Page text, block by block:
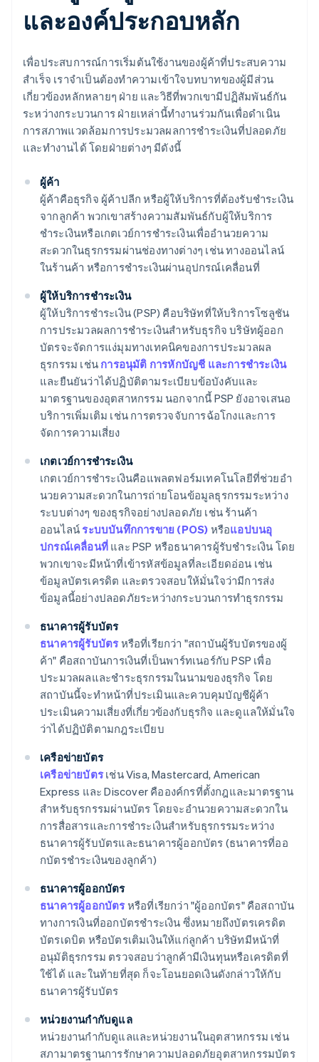
และองค์ประกอบหลัก
เพื่อประสบการณ์การเริ่มต้นใช้งานของผู้ค้าที่ประสบความ
สําเร็จ เราจําเป็นต้องทําความเข้าใจบทบาทของผู้มีส่วน
เกี่ยวข้องหลักหลายๆ ฝ่าย และวิธีที่พวกเขามีปฏิสัมพันธ์กัน
ระหว่างกระบวนการ ฝ่ายเหล่านี้ทำงานร่วมกันเพื่อดำเนิน
การสภาพแวดล้อมการประมวลผลการชำระเงินที่ปลอดภัย
และทำงานได้ โดยฝ่ายต่างๆ มีดังนี้
ผู้ค้า
ผู้ค้าคือธุรกิจ ผู้ค้าปลีก หรือผู้ให้บริการที่ต้องรับชําระเงิน
จากลูกค้า พวกเขาสร้างความสัมพันธ์กับผู้ให้บริการ
ชำระเงินหรือเกตเวย์การชำระเงินเพื่ออำนวยความ
สะดวกในธุรกรรมผ่านช่องทางต่างๆ เช่น ทางออนไลน์
ในร้านค้า หรือการชำระเงินผ่านอุปกรณ์เคลื่อนที่
ผู้ให้บริการชําระเงิน
ผู้ให้บริการชําระเงิน (PSP) คือบริษัทที่ให้บริการโซลูชัน
การประมวลผลการชําระเงินสําหรับธุรกิจ บริษัทผู้ออก
บัตรจะจัดการแง่มุมทางเทคนิคของการประมวลผล
ธุรกรรม เช่น การอนุมัติ การหักบัญชี และการชําระเงิน
และยืนยันว่าได้ปฏิบัติตามระเบียบข้อบังคับและ
มาตรฐานของอุตสาหกรรม นอกจากนี้ PSP ยังอาจเสนอ
บริการเพิ่มเติม เช่น การตรวจจับการฉ้อโกงและการ
จัดการความเสี่ยง
เกตเวย์การชําระเงิน
เกตเวย์การชําระเงินคือแพลตฟอร์มเทคโนโลยีที่ช่วยอํา
นวยความสะดวกในการถ่ายโอนข้อมูลธุรกรรมระหว่าง
ระบบต่างๆ ของธุรกิจอย่างปลอดภัย เช่น ร้านค้า
ออนไลน์ระบบบันทึกการขาย (POS) หรือแอปบนอุ
ปกรณ์เคลื่อนที่ และ PSP หรือธนาคารผู้รับชําระเงิน โดย
พวกเขาจะมีหน้าที่เข้ารหัสข้อมูลที่ละเอียดอ่อน เช่น
ข้อมูลบัตรเครดิต และตรวจสอบให้มั่นใจว่ามีการส่ง
ข้อมูลนี้อย่างปลอดภัยระหว่างกระบวนการทําธุรกรรม
ธนาคารผู้รับบัตร
ธนาคารผู้รับบัตรหรือที่เรียกว่า "สถาบันผู้รับบัตรของผู้
ค้า" คือสถาบันการเงินที่เป็นพาร์ทเนอร์กับ PSP เพื่อ
ประมวลผลและชําระธุรกรรมในนามของธุรกิจ โดย
สถาบันนี้จะทำหน้าที่ประเมินและควบคุมบัญชีผู้ค้า
ประเมินความเสี่ยงที่เกี่ยวข้องกับธุรกิจ และดูแลให้มั่นใจ
ว่าได้ปฏิบัติตามกฎระเบียบ
เครือข่ายบัตร
เครือข่ายบัตรเช่น Visa, Mastercard, American
Express และ Discover คือองค์กรที่ตั้งกฎและมาตรฐาน
สําหรับธุรกรรมผ่านบัตร โดยจะอํานวยความสะดวกใน
การสื่อสารและการชําระเงินสำหรับธุรกรรมระหว่าง
ธนาคารผู้รับบัตรและธนาคารผู้ออกบัตร (ธนาคารที่ออ
กบัตรชําระเงินของลูกค้า)
ธนาคารผู้ออกบัตร
ธนาคารผู้ออกบัตรหรือที่เรียกว่า "ผู้ออกบัตร" คือสถาบัน
ทางการเงินที่ออกบัตรชําระเงิน ซึ่งหมายถึงบัตรเครดิต
บัตรเดบิต หรือบัตรเติมเงินให้แก่ลูกค้า บริษัทมีหน้าที่
อนุมัติธุรกรรม ตรวจสอบว่าลูกค้ามีเงินทุนหรือเครดิตที่
ใช้ได้ และในท้ายที่สุด ก็จะโอนยอดเงินดังกล่าวให้กับ
ธนาคารผู้รับบัตร
หน่วยงานกํากับดูแล
หน่วยงานกํากับดูแลและหน่วยงานในอุตสาหกรรม เช่น
สภามาตรฐานการรักษาความปลอดภัยอุตสาหกรรมบัตร